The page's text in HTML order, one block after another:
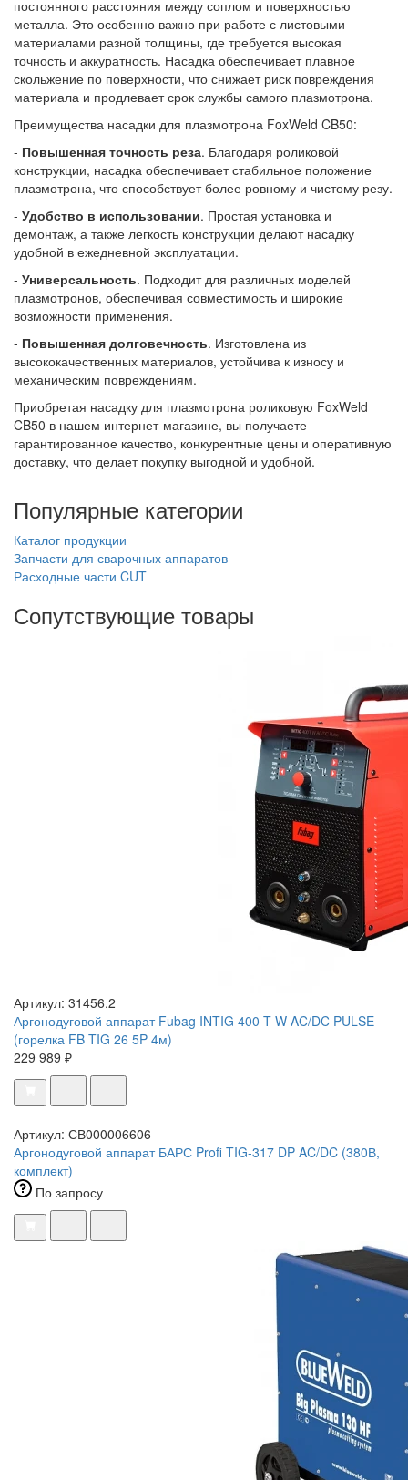
постоянного расстояния между соплом и поверхностью
металла. Это особенно важно при работе с листовыми
материалами разной толщины, где требуется высокая
точность и аккуратность. Насадка обеспечивает плавное
скольжение по поверхности, что снижает риск повреждения
материала и продлевает срок службы самого плазмотрона.
Преимущества насадки для плазмотрона FoxWeld CB50:
- Повышенная точность реза. Благодаря роликовой
конструкции, насадка обеспечивает стабильное положение
плазмотрона, что способствует более ровному и чистому резу.
- Удобство в использовании. Простая установка и
демонтаж, а также легкость конструкции делают насадку
удобной в ежедневной эксплуатации.
- Универсальность. Подходит для различных моделей
плазмотронов, обеспечивая совместимость и широкие
возможности применения.
- Повышенная долговечность. Изготовлена из
высококачественных материалов, устойчива к износу и
механическим повреждениям.
Приобретая насадку для плазмотрона роликовую FoxWeld
CB50 в нашем интернет-магазине, вы получаете
гарантированное качество, конкурентные цены и оперативную
доставку, что делает покупку выгодной и удобной.
Популярные категории
Каталог продукции
Запчасти для сварочных аппаратов
Расходные части CUT
Сопутствующие товары
Артикул: 31456.2
Аргонодуговой аппарат Fubag INTIG 400 T W AC/DC PULSE
(горелка FB TIG 26 5P 4м)
229 989 ₽
Артикул: СВ000006606
Аргонодуговой аппарат БАРС Profi TIG-317 DP AC/DC (380В,
комплект)
По запросу